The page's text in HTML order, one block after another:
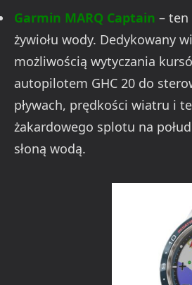
Garmin MARQ Captain –
żywiołu wody. Dedykowany
możliwością wytyczania
autopilotem GHC 20 do
pływach, prędkości wiatru i
żakardowego splotu na
słoną wodą.